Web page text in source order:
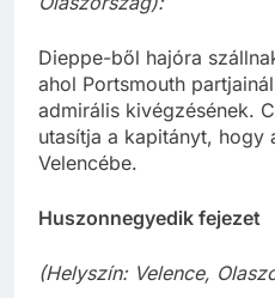
Dieppe-ből hajóra
ahol Portsmouth
admirális kivégzésének.
utasítja a kapitányt, hogy
Velencébe.
Huszonnegyedik fejezet
(Helyszín: Velence,